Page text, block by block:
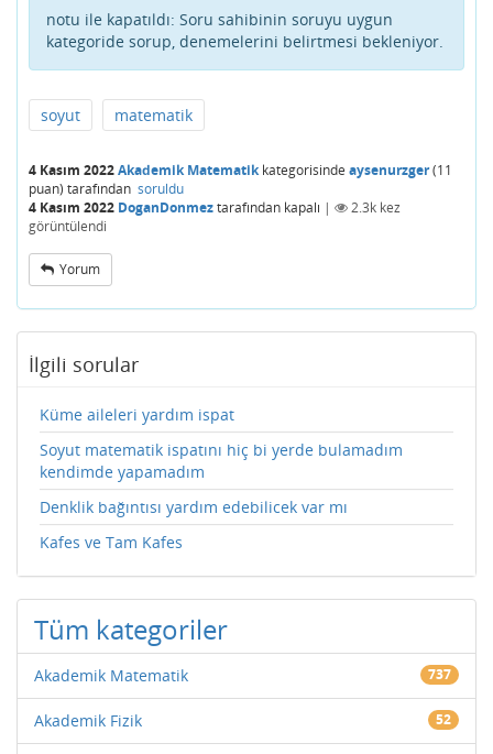
notu ile kapatıldı: Soru sahibinin soruyu uygun
kategoride sorup, denemelerini belirtmesi bekleniyor.
soyut matematik
4 Kasım 2022Akademik Matematikkategorisinde aysenurzger(11
puan) tarafından soruldu
4 Kasım 2022 DoganDonmeztarafından kapalı | 2.3k kez
görüntülendi
Yorum
İlgili sorular
Küme aileleri yardım ispat
Soyut matematik ispatını hiç bi yerde bulamadım
kendimde yapamadım
Denklik bağıntısı yardım edebilicek var mı
Kafes ve Tam Kafes
Tüm kategoriler
Akademik Matematik 737
Akademik Fizik 52